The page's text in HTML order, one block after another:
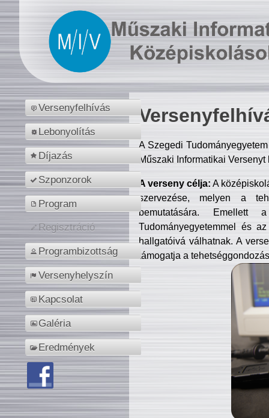
Versenyfelhívás
Lebonyolítás
Díjazás
Szponzorok
Program
Regisztráció
Programbizottság
Versenyhelyszín
Kapcsolat
Galéria
Eredmények
A Szegedi
Műszaki Informatikai
A verseny célja: A
szervezése, melyen a
bemutatására. Emellett
Tudományegyetemmel és
hallgatóivá válhatnak. A
támogatja a